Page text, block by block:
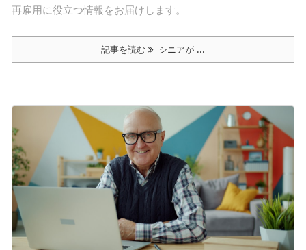
再雇用に役立つ情報をお届けします。
記事を読む シニアが ...